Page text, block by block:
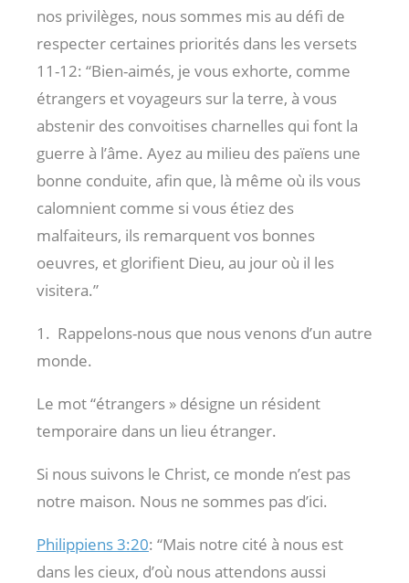
nos privilèges, nous sommes mis au défi de
respecter certaines priorités dans les versets
11-12: “Bien-aimés, je vous exhorte, comme
étrangers et voyageurs sur la terre, à vous
abstenir des convoitises charnelles qui font la
guerre à l’âme. Ayez au milieu des païens une
bonne conduite, afin que, là même où ils vous
calomnient comme si vous étiez des
malfaiteurs, ils remarquent vos bonnes
oeuvres, et glorifient Dieu, au jour où il les
visitera.”
1. Rappelons-nous que nous venons d’un autre
monde.
Le mot “étrangers » désigne un résident
temporaire dans un lieu étranger.
Si nous suivons le Christ, ce monde n’est pas
notre maison. Nous ne sommes pas d’ici.
Philippiens 3:20: “Mais notre cité à nous est
dans les cieux, d’où nous attendons aussi